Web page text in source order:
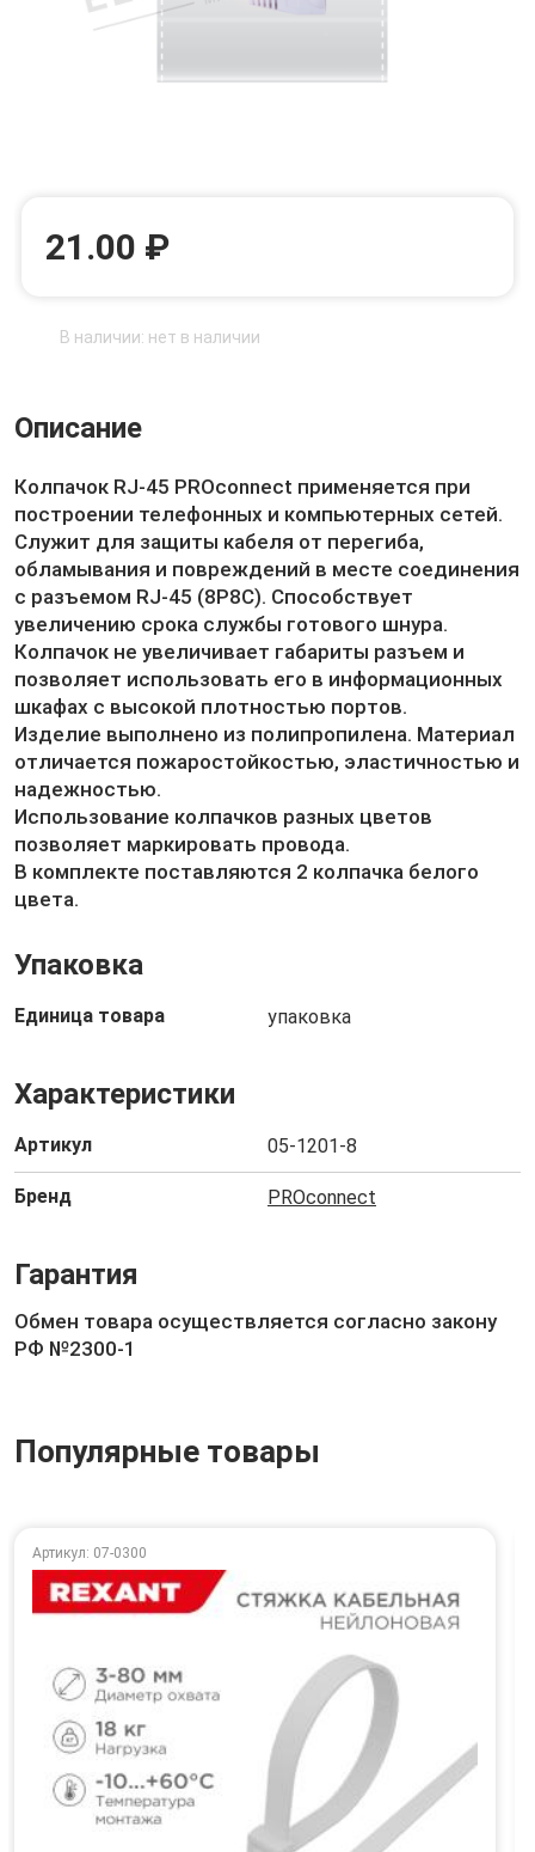
21.00 ₽
В наличии: нет в наличии
Описание
Колпачок RJ-45 PROconnect применяется при
построении телефонных и компьютерных сетей.
Служит для защиты кабеля от перегиба,
обламывания и повреждений в месте соединения
с разъемом RJ-45 (8P8C). Способствует
увеличению срока службы готового шнура.
Колпачок не увеличивает габариты разъем и
позволяет использовать его в информационных
шкафах с высокой плотностью портов.
Изделие выполнено из полипропилена. Материал
отличается пожаростойкостью, эластичностью и
надежностью.
Использование колпачков разных цветов
позволяет маркировать провода.
В комплекте поставляются 2 колпачка белого
цвета.
Упаковка
Единица товара упаковка
Характеристики
Артикул 05-1201-8
Бренд PROconnect
Гарантия
Обмен товара осуществляется согласно закону
РФ №2300-1
Популярные товары
Артикул: 07-0300